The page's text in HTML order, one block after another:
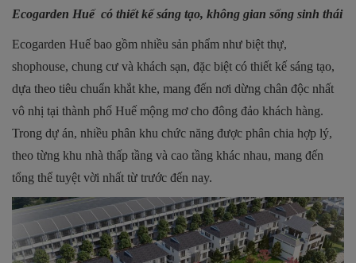
Ecogarden Huế có thiết kế sáng tạo, không gian sống sinh thái
Ecogarden Huế bao gồm nhiều sản phẩm như biệt thự,
shophouse, chung cư và khách sạn, đặc biệt có thiết kế sáng tạo,
dựa theo tiêu chuẩn khắt khe, mang đến nơi dừng chân độc nhất
vô nhị tại thành phố Huế mộng mơ cho đông đảo khách hàng.
Trong dự án, nhiều phân khu chức năng được phân chia hợp lý,
theo từng khu nhà thấp tầng và cao tầng khác nhau, mang đến
tổng thể tuyệt vời nhất từ trước đến nay.